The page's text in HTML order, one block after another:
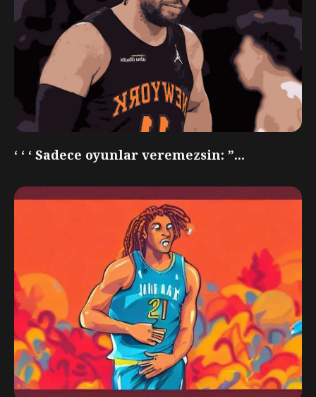
‘ ‘ ‘ Sadece oyunlar veremezsin: ”...